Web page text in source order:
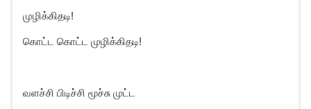
முழிக்கிதடி!
கொட்ட கொட்ட முழிக்கிதடி!
வளச்சி பிடிச்சி மூச்சு முட்ட